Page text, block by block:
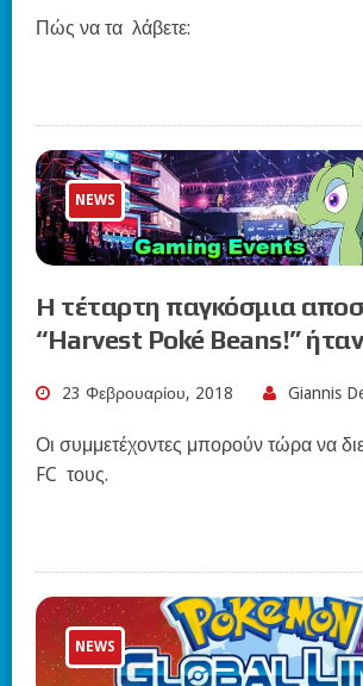
Πώς να τα λάβετε:
NEWS
Η τέταρτη παγκόσμια
“Harvest Poké Beans!”
23 Φεβρουαρίου, 2018 Giannis
Οι συμμετέχοντες μπορούν τώρα να
FC τους.
NEWS